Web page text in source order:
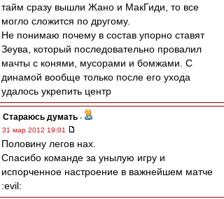
тайм сразу вышли Жано и МакГиди, то все
могло сложится по другому.
Не понимаю почему в состав упорно ставят
Зеува, который последовательно провалил
мачты с конями, мусорами и бомжами. С
динамой вообще только после его ухода
удалось укрепить центр
Стараюсь думать -
31 мар 2012 19:01
Половину легов нах.
Спасибо команде за унылую игру и
испорченное настроение в важнейшем матче
:evil: